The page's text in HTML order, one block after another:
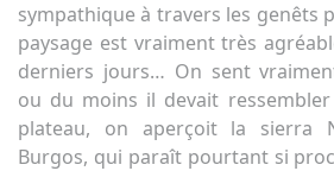
sympathique à travers les genêts
paysage est vraiment très
derniers jours… On sent
ou du moins il devait
plateau, on aperçoit la sierra
Burgos, qui paraît pourtant si